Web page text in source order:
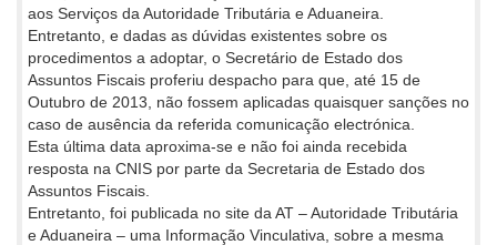
aos Serviços da Autoridade Tributária e Aduaneira.
Entretanto, e dadas as dúvidas existentes sobre os
procedimentos a adoptar, o Secretário de Estado dos
Assuntos Fiscais proferiu despacho para que, até 15 de
Outubro de 2013, não fossem aplicadas quaisquer sanções no
caso de ausência da referida comunicação electrónica.
Esta última data aproxima-se e não foi ainda recebida
resposta na CNIS por parte da Secretaria de Estado dos
Assuntos Fiscais.
Entretanto, foi publicada no site da AT – Autoridade Tributária
e Aduaneira – uma Informação Vinculativa, sobre a mesma